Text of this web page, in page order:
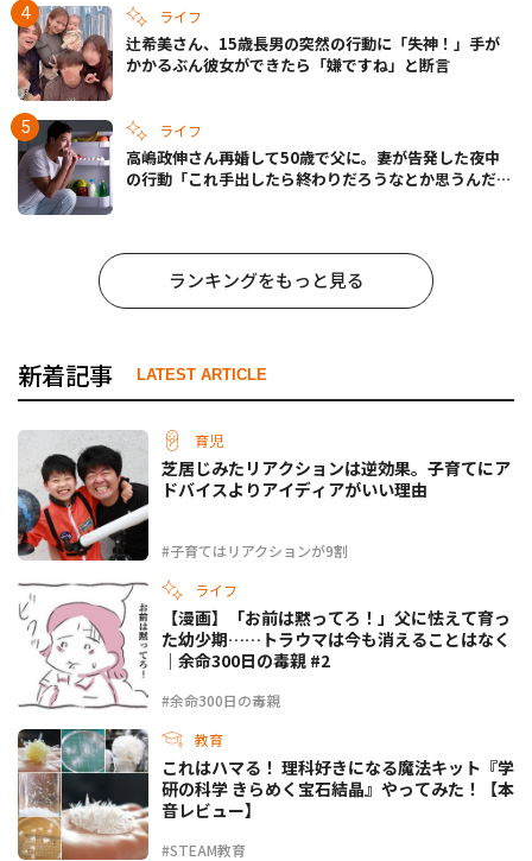
ライフ
辻希美さん、15歳長男の突然の行動に「失神！」手が
かかるぶん彼女ができたら「嫌ですね」と断言
ライフ
高嶋政伸さん再婚して50歳で父に。妻が告発した夜中
の行動「これ手出したら終わりだろうなとか思うんだけ
ランキングをもっと見る
新着記事 LATEST ARTICLE
育児
#子育てはリアクションが9割
芝居じみたリアクションは逆効果。子育てにア
ドバイスよりアイディアがいい理由
ライフ
#余命300日の毒親
【漫画】「お前は黙ってろ！」父に怯えて育っ
た幼少期……トラウマは今も消えることはなく
｜余命300日の毒親 #2
教育
#STEAM教育
これはハマる！ 理科好きになる魔法キット『学
研の科学 きらめく宝石結晶』やってみた！【本
音レビュー】